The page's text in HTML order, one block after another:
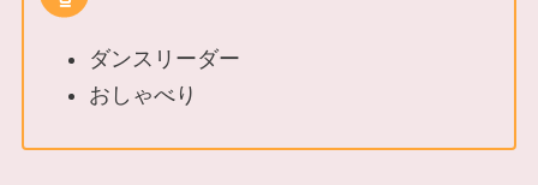
ダンスリーダー
おしゃべり